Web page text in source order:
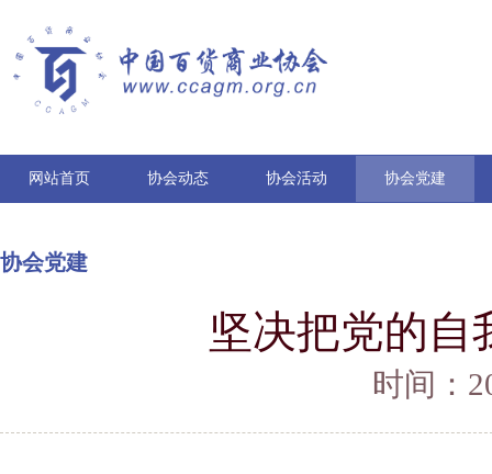
网站首页 协会动态 协会活动 协会党建
协会党建
坚决把党的自
时间：